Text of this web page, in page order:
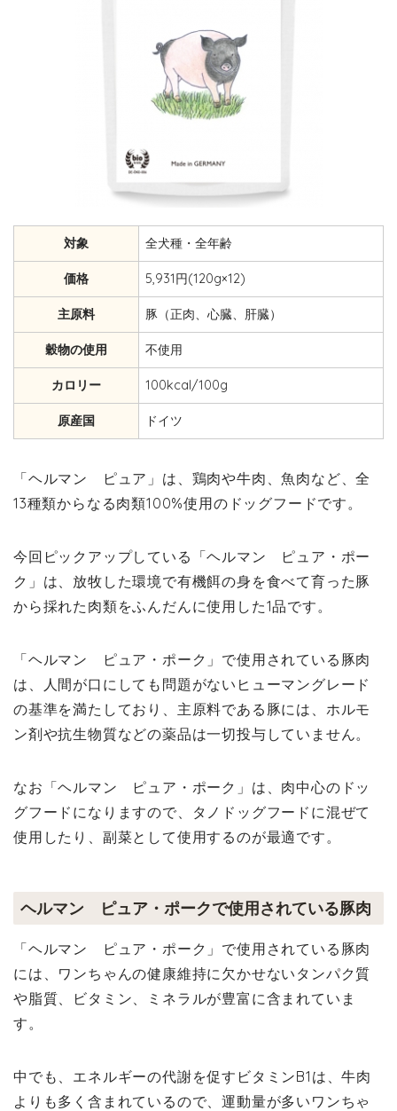
対象 全犬種・全年齢
価格 5,931円(120g×12)
主原料 豚（正肉、心臓、肝臓）
穀物の使用 不使用
カロリー 100kcal/100g
原産国 ドイツ
「ヘルマン ピュア」は、鶏肉や牛肉、魚肉など、全
13種類からなる肉類100%使用のドッグフードです。
今回ピックアップしている「ヘルマン ピュア・ポー
ク」は、放牧した環境で有機餌の身を食べて育った豚
から採れた肉類をふんだんに使用した1品です。
「ヘルマン ピュア・ポーク」で使用されている豚肉
は、人間が口にしても問題がないヒューマングレード
の基準を満たしており、主原料である豚には、ホルモ
ン剤や抗生物質などの薬品は一切投与していません。
なお「ヘルマン ピュア・ポーク」は、肉中心のドッ
グフードになりますので、タノドッグフードに混ぜて
使用したり、副菜として使用するのが最適です。
ヘルマン ピュア・ポークで使用されている豚肉
「ヘルマン ピュア・ポーク」で使用されている豚肉
には、ワンちゃんの健康維持に欠かせないタンパク質
や脂質、ビタミン、ミネラルが豊富に含まれていま
す。
中でも、エネルギーの代謝を促すビタミンB1は、牛肉
よりも多く含まれているので、運動量が多いワンちゃ